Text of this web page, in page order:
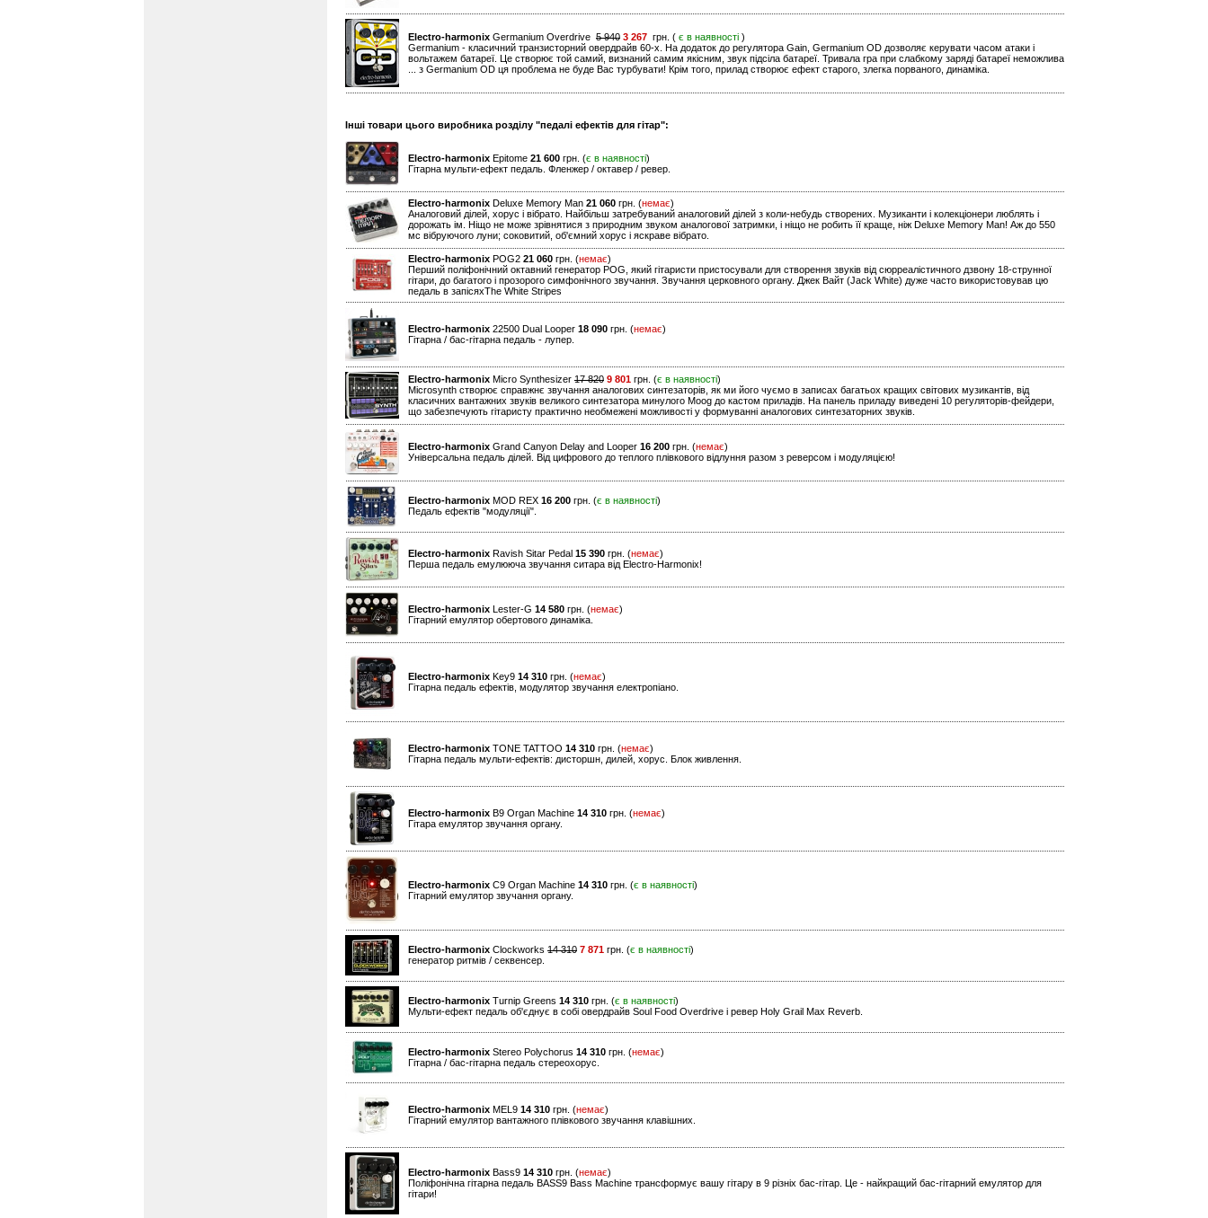
Electro-harmonix Germanium Overdrive 5 940 3 267 грн. ( є в наявності )
Germanium - класичний транзисторний овердрайв 60-х. На додаток до регулятора Gain, Germanium OD дозволяє керувати часом атаки і
вольтажем батареї. Це створює той самий, визнаний самим якісним, звук підсіла батареї. Тривала гра при слабкому заряді батареї неможлива
... з Germanium OD ця проблема не буде Вас турбувати! Крім того, прилад створює ефект старого, злегка порваного, динаміка.
Інші товари цього виробника розділу "педалі ефектів для гітар":
Electro-harmonix Epitome 21 600 грн. (є в наявності)
Гітарна мульти-ефект педаль. Фленжер / октавер / ревер.
Electro-harmonix Deluxe Memory Man 21 060 грн. (немає)
Аналоговий ділей, хорус і вібрато. Найбільш затребуваний аналоговий ділей з коли-небудь створених. Музиканти і колекціонери люблять і
дорожать ім. Ніщо не може зрівнятися з природним звуком аналогової затримки, і ніщо не робить її краще, ніж Deluxe Memory Man! Аж до 550
мс вібруючого луни; соковитий, об'ємний хорус і яскраве вібрато.
Electro-harmonix POG2 21 060 грн. (немає)
Перший поліфонічний октавний генератор POG, який гітаристи пристосували для створення звуків від сюрреалістичного дзвону 18-струнної
гітари, до багатого і прозорого симфонічного звучання. Звучання церковного органу. Джек Вайт (Jack White) дуже часто використовував цю
педаль в запісяхThe White Stripes
Electro-harmonix 22500 Dual Looper 18 090 грн. (немає)
Гітарна / бас-гітарна педаль - лупер.
Electro-harmonix Micro Synthesizer 17 820 9 801 грн. (є в наявності)
Microsynth створює справжнє звучання аналогових синтезаторів, як ми його чуємо в записах багатьох кращих світових музикантів, від
класичних вантажних звуків великого синтезатора минулого Moog до кастом приладів. На панель приладу виведені 10 регуляторів-фейдери,
що забезпечують гітаристу практично необмежені можливості у формуванні аналогових синтезаторних звуків.
Electro-harmonix Grand Canyon Delay and Looper 16 200 грн. (немає)
Універсальна педаль ділей. Від цифрового до теплого плівкового відлуння разом з реверсом і модуляцією!
Electro-harmonix MOD REX 16 200 грн. (є в наявності)
Педаль ефектів "модуляції".
Electro-harmonix Ravish Sitar Pedal 15 390 грн. (немає)
Перша педаль емулююча звучання ситара від Electro-Harmonix!
Electro-harmonix Lester-G 14 580 грн. (немає)
Гітарний емулятор обертового динаміка.
Electro-harmonix Key9 14 310 грн. (немає)
Гітарна педаль ефектів, модулятор звучання електропіано.
Electro-harmonix TONE TATTOO 14 310 грн. (немає)
Гітарна педаль мульти-ефектів: дисторшн, дилей, хорус. Блок живлення.
Electro-harmonix B9 Organ Machine 14 310 грн. (немає)
Гітара емулятор звучання органу.
Electro-harmonix C9 Organ Machine 14 310 грн. (є в наявності)
Гітарний емулятор звучання органу.
Electro-harmonix Clockworks 14 310 7 871 грн. (є в наявності)
генератор ритмів / секвенсер.
Electro-harmonix Turnip Greens 14 310 грн. (є в наявності)
Мульти-ефект педаль об'єднує в собі овердрайв Soul Food Overdrive і ревер Holy Grail Max Reverb.
Electro-harmonix Stereo Polychorus 14 310 грн. (немає)
Гітарна / бас-гітарна педаль стереохорус.
Electro-harmonix MEL9 14 310 грн. (немає)
Гітарний емулятор вантажного плівкового звучання клавішних.
Electro-harmonix Bass9 14 310 грн. (немає)
Поліфонічна гітарна педаль BASS9 Bass Machine трансформує вашу гітару в 9 різніх бас-гітар. Це - найкращий бас-гітарний емулятор для
гітари!